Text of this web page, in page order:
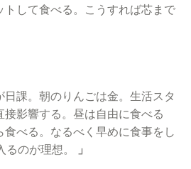
トして食べる。こうすれば芯まで
日課。朝のりんごは金。生活スタ
影響する。昼は自由に食べる
べる。なるべく早めに食事をし
のが理想。
」